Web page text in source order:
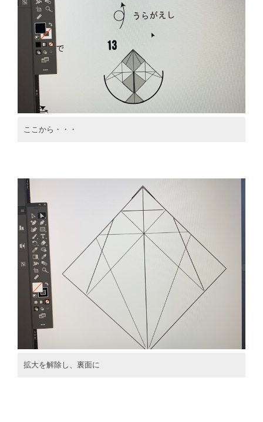
ここから・・・
拡大を解除し、裏面に